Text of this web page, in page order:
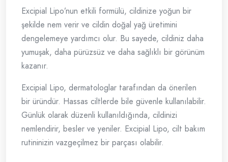
Excipial Lipo’nun etkili formülü, cildinize yoğun bir
şekilde nem verir ve cildin doğal yağ üretimini
dengelemeye yardımcı olur. Bu sayede, cildiniz daha
yumuşak, daha pürüzsüz ve daha sağlıklı bir görünüm
kazanır.
Excipial Lipo, dermatologlar tarafından da önerilen
bir üründür. Hassas ciltlerde bile güvenle kullanılabilir.
Günlük olarak düzenli kullanıldığında, cildinizi
nemlendirir, besler ve yeniler. Excipial Lipo, cilt bakım
rutininizin vazgeçilmez bir parçası olabilir.